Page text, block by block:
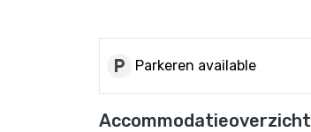
local_parking Parkeren available
Accommodatieoverzicht